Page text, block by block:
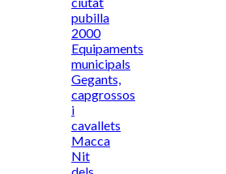
pubilla
2000
Equipaments
municipals
Gegants,
capgrossos
i
cavallets
Macca
Nit